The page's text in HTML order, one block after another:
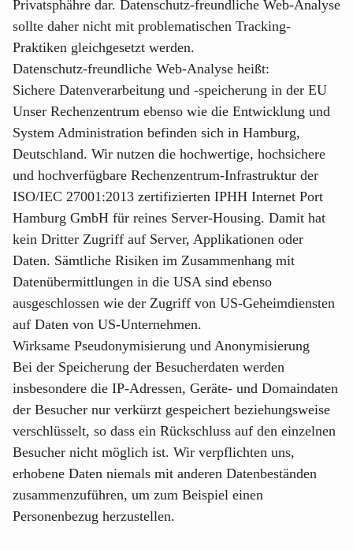
Privatsphähre dar. Datenschutz-freundliche Web-Analyse
sollte daher nicht mit problematischen Tracking-
Praktiken gleichgesetzt werden.
Datenschutz-freundliche Web-Analyse heißt:
Sichere Datenverarbeitung und -speicherung in der EU
Unser Rechenzentrum ebenso wie die Entwicklung und
System Administration befinden sich in Hamburg,
Deutschland. Wir nutzen die hochwertige, hochsichere
und hochverfügbare Rechenzentrum-Infrastruktur der
ISO/IEC 27001:2013 zertifizierten IPHH Internet Port
Hamburg GmbH für reines Server-Housing. Damit hat
kein Dritter Zugriff auf Server, Applikationen oder
Daten. Sämtliche Risiken im Zusammenhang mit
Datenübermittlungen in die USA sind ebenso
ausgeschlossen wie der Zugriff von US-Geheimdiensten
auf Daten von US-Unternehmen.
Wirksame Pseudonymisierung und Anonymisierung
Bei der Speicherung der Besucherdaten werden
insbesondere die IP-Adressen, Geräte- und Domaindaten
der Besucher nur verkürzt gespeichert beziehungsweise
verschlüsselt, so dass ein Rückschluss auf den einzelnen
Besucher nicht möglich ist. Wir verpflichten uns,
erhobene Daten niemals mit anderen Datenbeständen
zusammenzuführen, um zum Beispiel einen
Personenbezug herzustellen.